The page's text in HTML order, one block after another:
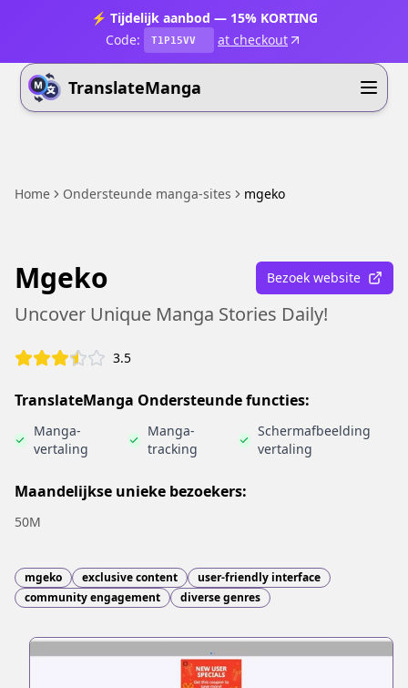
⚡ Tijdelijk aanbod — 15% KORTING
Code:
T1P15VV at checkout
TranslateManga
Home Ondersteunde manga-sites mgeko
Mgeko Bezoek website
Uncover Unique Manga Stories Daily!
3.5
TranslateManga Ondersteunde functies:
Manga-
vertaling
Manga-
tracking
Schermafbeelding
vertaling
Maandelijkse unieke bezoekers:
50M
mgeko exclusive content
user-friendly interface
community engagement
diverse genres